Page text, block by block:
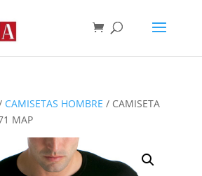
CAMISETAS HOMBRE / CAMISETA
MAP